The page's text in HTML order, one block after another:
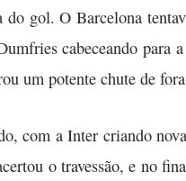
do gol. O Barcelona
cabeceando para
um potente chute de
com a Inter criando
o travessão, e no